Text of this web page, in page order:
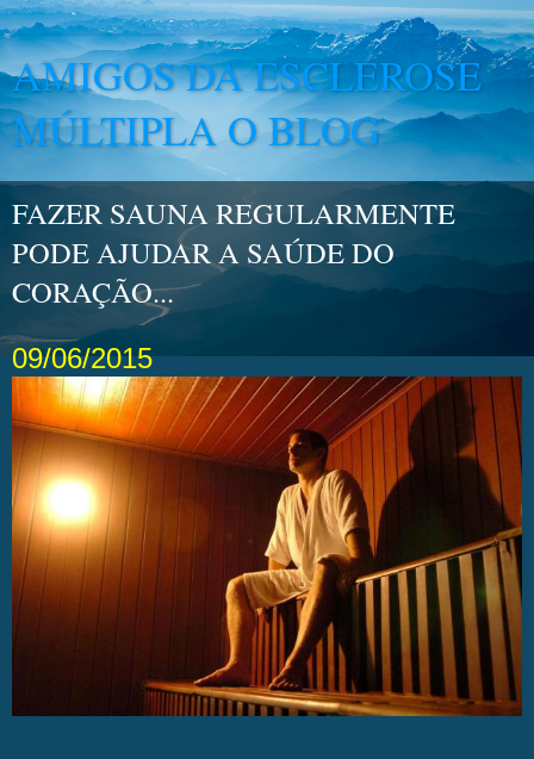
AMIGOS DA ESCLEROSE
MÚLTIPLA O BLOG
FAZER SAUNA REGULARMENTE
PODE AJUDAR A SAÚDE DO
CORAÇÃO...
09/06/2015